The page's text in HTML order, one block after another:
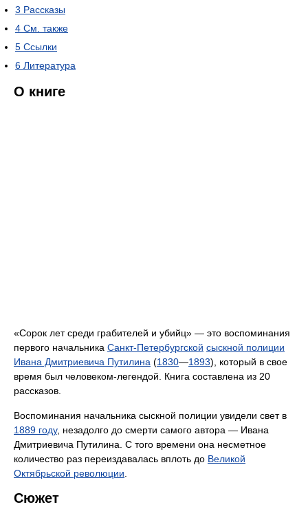
3 Рассказы
4 См. также
5 Ссылки
6 Литература
О книге
«Сорок лет среди грабителей и убийц» — это воспоминания
первого начальника Санкт-Петербургской сыскной полиции
Ивана Дмитриевича Путилина (1830—1893), который в свое
время был человеком-легендой. Книга составлена из 20
рассказов.
Воспоминания начальника сыскной полиции увидели свет в
1889 году, незадолго до смерти самого автора — Ивана
Дмитриевича Путилина. С того времени она несметное
количество раз переиздавалась вплоть до Великой
Октябрьской революции
Сюжет